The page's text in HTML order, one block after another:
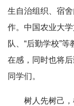
生自治组织、宿
作。中国农业大
队、“后勤学校”
在感，同时也将
同学们。
树人先树己